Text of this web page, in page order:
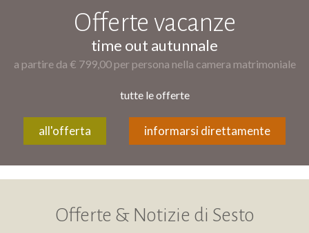
Offerte vacanze
time out autunnale
a partire da € 799,00 per persona nella camera matrimoniale
tutte le offerte
all'offerta informarsi direttamente
Offerte & Notizie di Sesto